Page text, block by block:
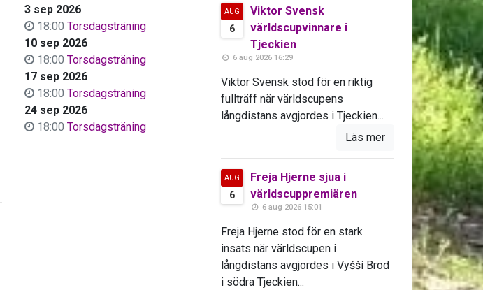
3 sep 2026
18:00 Torsdagsträning
10 sep 2026
18:00 Torsdagsträning
17 sep 2026
18:00 Torsdagsträning
24 sep 2026
18:00 Torsdagsträning
AUG
6
Viktor Svensk
världscupvinnare i
Tjeckien
6 aug 2026 16:29
Viktor Svensk stod för en riktig
fullträff när världscupens
långdistans avgjordes i Tjeckien...
Läs mer
AUG
6
Freja Hjerne sjua i
världscuppremiären
6 aug 2026 15:01
Freja Hjerne stod för en stark
insats när världscupen i
långdistans avgjordes i Vyšší Brod
i södra Tjeckien...